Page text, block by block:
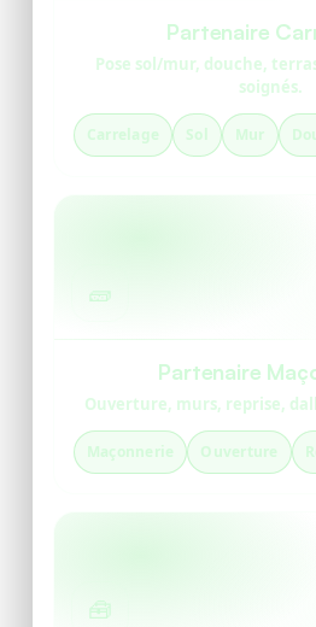
Partenaire
Pose sol/mur, douche,
soignés.
Carrelage Sol Mur
🧱
Partenaire
Ouverture, murs, reprise,
Maçonnerie Ouverture
🧰